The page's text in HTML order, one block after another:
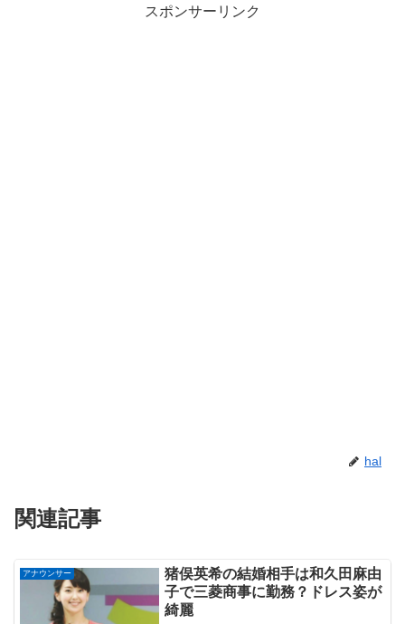
スポンサーリンク
hal
関連記事
アナウンサー
猪俣英希の結婚相手は和久田麻由
子で三菱商事に勤務？ドレス姿が
綺麗